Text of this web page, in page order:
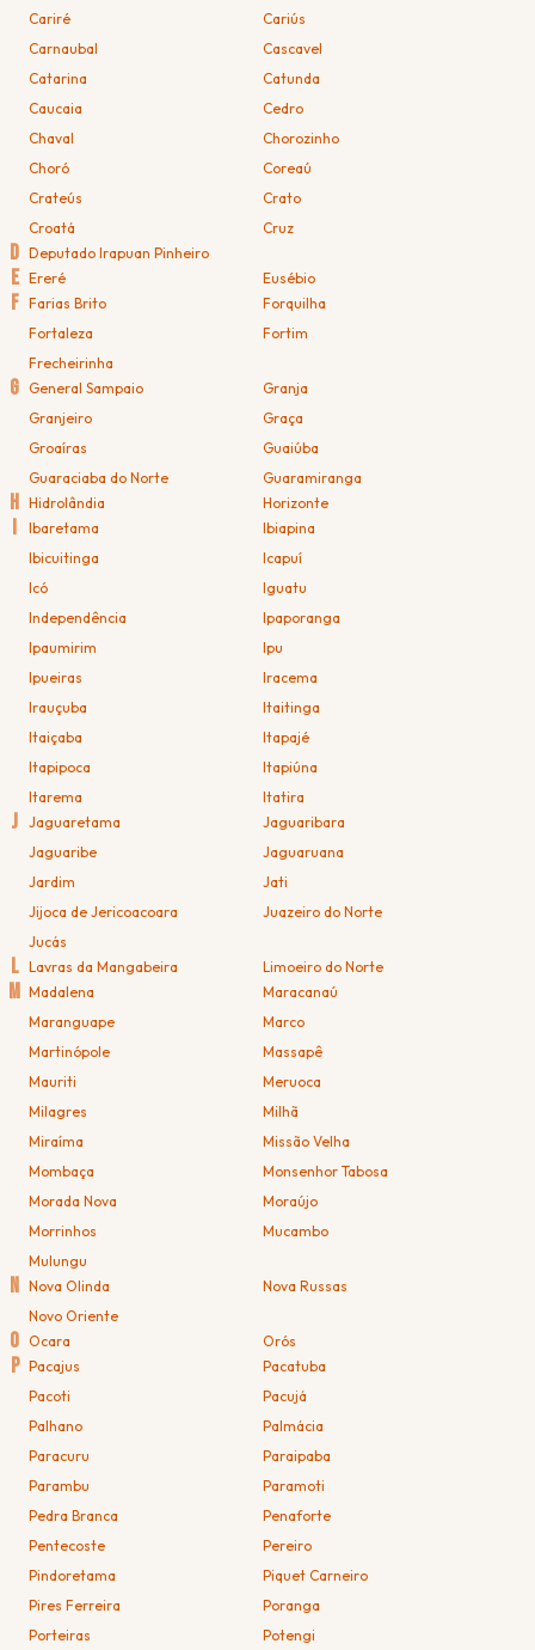
Cariré
Cariús
Carnaubal
Cascavel
Catarina
Catunda
Caucaia
Cedro
Chaval
Chorozinho
Choró
Coreaú
Crateús
Crato
Croatá
Cruz
D Deputado Irapuan Pinheiro
E Ereré Eusébio
F Farias Brito
Forquilha
Fortaleza
Fortim
Frecheirinha
G General Sampaio
Granja
Granjeiro
Graça
Groaíras
Guaiúba
Guaraciaba do Norte
Guaramiranga
H Hidrolândia Horizonte
Ibaretama
Ibiapina
Ibicuitinga
Icapuí
Icó
Iguatu
Independência
Ipaporanga
Ipaumirim
Ipu
Ipueiras
Iracema
Irauçuba
Itaitinga
Itaiçaba
Itapajé
Itapipoca
Itapiúna
Itarema
Itatira
J Jaguaretama
Jaguaribara
Jaguaribe
Jaguaruana
Jardim
Jati
Jijoca de Jericoacoara
Juazeiro do Norte
Jucás
L Lavras da Mangabeira Limoeiro do Norte
M Madalena
Maracanaú
Maranguape
Marco
Martinópole
Massapê
Mauriti
Meruoca
Milagres
Milhã
Miraíma
Missão Velha
Mombaça
Monsenhor Tabosa
Morada Nova
Moraújo
Morrinhos
Mucambo
Mulungu
N Nova Olinda
Nova Russas
Novo Oriente
O Ocara Orós
P Pacajus
Pacatuba
Pacoti
Pacujá
Palhano
Palmácia
Paracuru
Paraipaba
Parambu
Paramoti
Pedra Branca
Penaforte
Pentecoste
Pereiro
Pindoretama
Piquet Carneiro
Pires Ferreira
Poranga
Porteiras
Potengi